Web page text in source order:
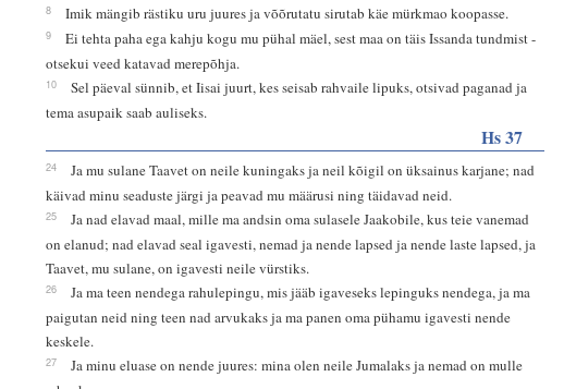
8 Imik mängib rästiku uru juures ja võõrutatu sirutab käe mürkmao koopasse.
9
Ei tehta paha ega kahju kogu mu pühal mäel, sest maa on täis Issanda tundmist -
otsekui veed katavad merepõhja.
10
Sel päeval sünnib, et Iisai juurt, kes seisab rahvaile lipuks, otsivad paganad ja
tema asupaik saab auliseks.
Hs 37
24
Ja mu sulane Taavet on neile kuningaks ja neil kõigil on üksainus karjane; nad
käivad minu seaduste järgi ja peavad mu määrusi ning täidavad neid.
25
Ja nad elavad maal, mille ma andsin oma sulasele Jaakobile, kus teie vanemad
on elanud; nad elavad seal igavesti, nemad ja nende lapsed ja nende laste lapsed, ja
Taavet, mu sulane, on igavesti neile vürstiks.
26
Ja ma teen nendega rahulepingu, mis jääb igaveseks lepinguks nendega, ja ma
paigutan neid ning teen nad arvukaks ja ma panen oma pühamu igavesti nende
keskele.
27
Ja minu eluase on nende juures: mina olen neile Jumalaks ja nemad on mulle